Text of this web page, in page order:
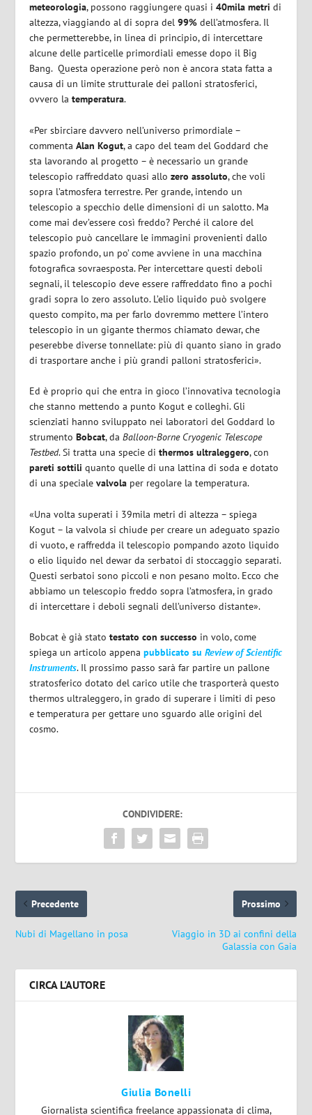
meteorologia, possono raggiungere quasi i40mila metri di
altezza, viaggiando al di sopra del99% dell’atmosfera. Il
che permetterebbe, in linea di principio, di intercettare
alcune delle particelle primordiali emesse dopo il Big
Bang. Questa operazione però non è ancora stata fatta a
causa di un limite strutturale dei palloni stratosferici,
ovvero latemperatura.
«Per sbirciare davvero nell’universo primordiale –
commentaAlan Kogut, a capo del team del Goddard che
sta lavorando al progetto – è necessario un grande
telescopio raffreddato quasi allozero assoluto, che voli
sopra l’atmosfera terrestre. Per grande, intendo un
telescopio a specchio delle dimensioni di un salotto. Ma
come mai dev’essere così freddo? Perché il calore del
telescopio può cancellare le immagini provenienti dallo
spazio profondo, un po’ come avviene in una macchina
fotografica sovraesposta. Per intercettare questi deboli
segnali, il telescopio deve essere raffreddato fino a pochi
gradi sopra lo zero assoluto. L’elio liquido può svolgere
questo compito, ma per farlo dovremmo mettere l’intero
telescopio in un gigante thermos chiamato dewar, che
peserebbe diverse tonnellate: più di quanto siano in grado
di trasportare anche i più grandi palloni stratosferici».
Ed è proprio qui che entra in gioco l’innovativa tecnologia
che stanno mettendo a punto Kogut e colleghi. Gli
scienziati hanno sviluppato nei laboratori del Goddard lo
strumentoBobcat, daBalloon-Borne Cryogenic Telescope
Testbed. Si tratta una specie dithermos ultraleggero, con
pareti sottili quanto quelle di una lattina di soda e dotato
di una specialevalvola per regolare la temperatura.
«Una volta superati i 39mila metri di altezza – spiega
Kogut – la valvola si chiude per creare un adeguato spazio
di vuoto, e raffredda il telescopio pompando azoto liquido
o elio liquido nel dewar da serbatoi di stoccaggio separati.
Questi serbatoi sono piccoli e non pesano molto. Ecco che
abbiamo un telescopio freddo sopra l’atmosfera, in grado
di intercettare i deboli segnali dell’universo distante».
Bobcat è già statotestato con successo in volo, come
spiega un articolo appenapubblicato suReview of Scientific
Instruments. Il prossimo passo sarà far partire un pallone
stratosferico dotato del carico utile che trasporterà questo
thermos ultraleggero, in grado di superare i limiti di peso
e temperatura per gettare uno sguardo alle origini del
cosmo.
CONDIVIDERE:
Precedente
Nubi di Magellano in posa
Prossimo
Viaggio in 3D ai confini della
Galassia con Gaia
CIRCA L'AUTORE
Giulia Bonelli
Giornalista scientifica freelance appassionata di clima,